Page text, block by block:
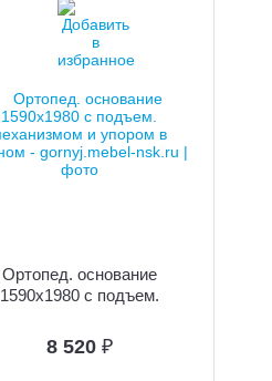
Ортопед. основание
1590х1980 с подъем.
8 520 ₽